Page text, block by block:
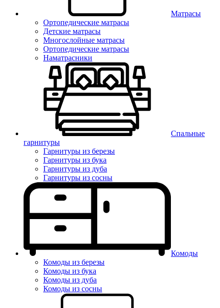
Матрасы
Ортопедические матрасы
Детские матрасы
Многослойные матрасы
Ортопедические матрасы
Наматрасники
Спальные
гарнитуры
Гарнитуры из березы
Гарнитуры из бука
Гарнитуры из дуба
Гарнитуры из сосны
Комоды
Комоды из березы
Комоды из бука
Комоды из дуба
Комоды из сосны